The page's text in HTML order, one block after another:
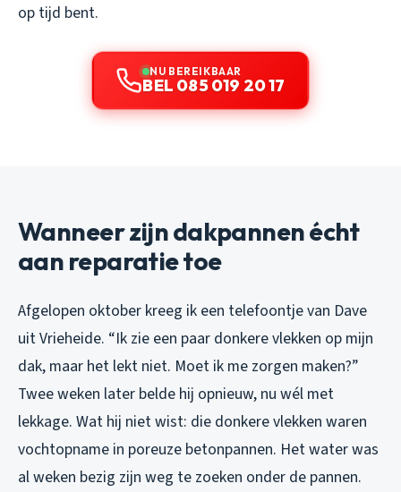
op tijd bent.
NU BEREIKBAAR
BEL 085 019 20 17
Wanneer zijn dakpannen écht
aan reparatie toe
Afgelopen oktober kreeg ik een telefoontje van Dave
uit Vrieheide. “Ik zie een paar donkere vlekken op mijn
dak, maar het lekt niet. Moet ik me zorgen maken?”
Twee weken later belde hij opnieuw, nu wél met
lekkage. Wat hij niet wist: die donkere vlekken waren
vochtopname in poreuze betonpannen. Het water was
al weken bezig zijn weg te zoeken onder de pannen.